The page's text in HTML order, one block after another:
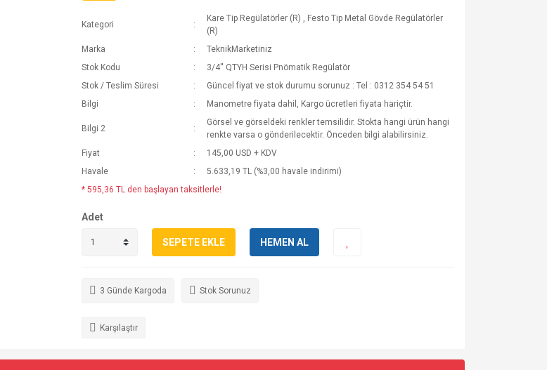
Kategori
Kare Tip Regülatörler (R) , Festo Tip Metal Gövde Regülatörler
(R)
Marka
TeknikMarketiniz
Stok Kodu
3/4'' QTYH Serisi Pnömatik Regülatör
Stok / Teslim Süresi
Güncel fiyat ve stok durumu sorunuz : Tel : 0312 354 54 51
Bilgi
Manometre fiyata dahil, Kargo ücretleri fiyata hariçtir.
Bilgi 2
Görsel ve görseldeki renkler temsilidir. Stokta hangi ürün hangi
renkte varsa o gönderilecektir. Önceden bilgi alabilirsiniz.
Fiyat
145,00 USD + KDV
Havale
5.633,19 TL (%3,00 havale indirimi)
* 595,36 TL den başlayan taksitlerle!
Adet
SEPETE EKLE HEMEN AL
3 Günde Kargoda Stok Sorunuz
Karşılaştır